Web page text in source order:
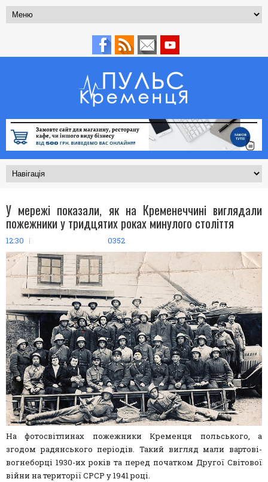
У мережі показали, як на Кременеччині виглядали
пожежники у тридцятих роках минулого століття
12:30 0352
На фотосвітлинах пожежники Кременця польського, а
згодом радянського періодів. Такий вигляд мали вартові-
вогнеборці 1930-их років та перед початком Другої Світової
війни на території СРСР у 1941 році.